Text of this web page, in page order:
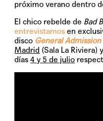
próximo verano dentro
El chico rebelde de Bad
entrevistamos en
disco General Admission
Madrid (Sala La Riviera) y
días4 y 5 de julio